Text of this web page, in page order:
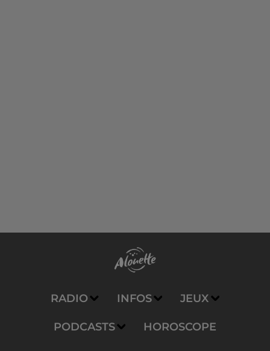
RADIO INFOS JEUX
PODCASTS HOROSCOPE